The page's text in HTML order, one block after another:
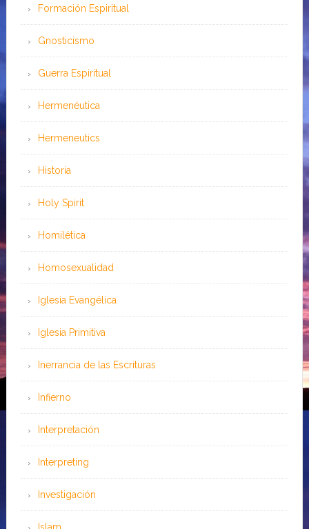
Formación Espiritual
Gnosticismo
Guerra Espiritual
Hermenéutica
Hermeneutics
Historia
Holy Spirit
Homilética
Homosexualidad
Iglesia Evangélica
Iglesia Primitiva
Inerrancia de las Escrituras
Infierno
Interpretación
Interpreting
Investigación